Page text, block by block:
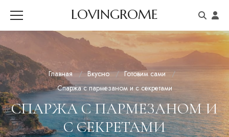
LOVINGROME
Главная Вкусно
Готовим сами
Спаржа с пармезаном и с секретами
СПАРЖА С ПАРМЕЗАНОМ И
С СЕКРЕТАМИ